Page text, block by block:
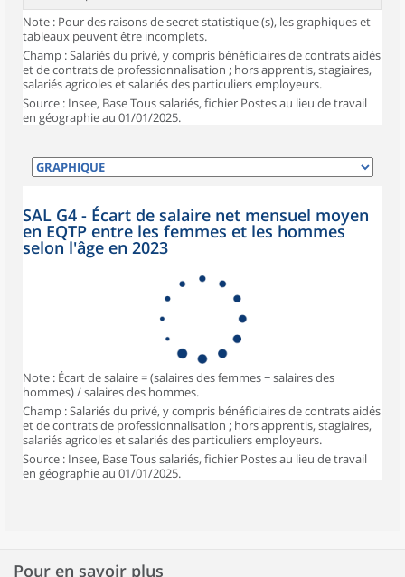
Note : Pour des raisons de secret statistique (s), les graphiques et
tableaux peuvent être incomplets.
Champ : Salariés du privé, y compris bénéficiaires de contrats aidés
et de contrats de professionnalisation ; hors apprentis, stagiaires,
salariés agricoles et salariés des particuliers employeurs.
Source : Insee, Base Tous salariés, fichier Postes au lieu de travail
en géographie au 01/01/2025.
SAL G4 - Écart de salaire net mensuel moyen
en EQTP entre les femmes et les hommes
selon l'âge en 2023
Note : Écart de salaire = (salaires des femmes − salaires des
hommes) / salaires des hommes.
Champ : Salariés du privé, y compris bénéficiaires de contrats aidés
et de contrats de professionnalisation ; hors apprentis, stagiaires,
salariés agricoles et salariés des particuliers employeurs.
Source : Insee, Base Tous salariés, fichier Postes au lieu de travail
en géographie au 01/01/2025.
Pour en savoir plus